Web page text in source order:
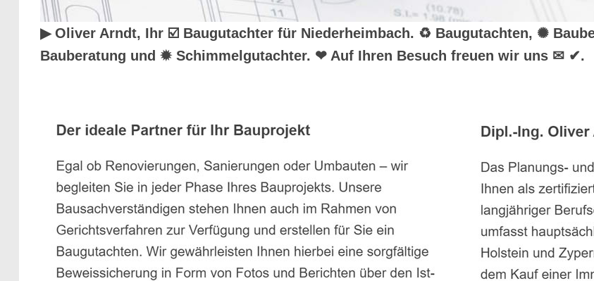
▶︎ Oliver Arndt, Ihr ☑️ Baugutachter für Niederheimbach. ♻ Baugutachten, ✺
Bauberatung und ✹ Schimmelgutachter. ❤ Auf Ihren Besuch freuen wir uns ✉ ✔.